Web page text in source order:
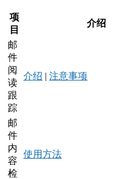
项
目
介绍
邮
件
阅
读
跟
踪
介绍 | 注意事项
邮
件
内
容
检
使用方法